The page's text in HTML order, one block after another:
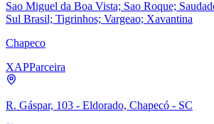
Sao Miguel da Boa Vista; Sao Roque;
Sul Brasil; Tigrinhos; Vargeao; Xavantina
Chapeco
XAPParceira
R. Gáspar, 103 - Eldorado, Chapecó - SC